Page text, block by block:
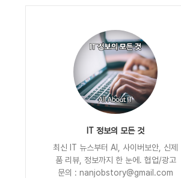
IT 정보의 모든 것
최신 IT 뉴스부터 AI, 사이버보안, 신제
품 리뷰, 정보까지 한 눈에. 협업/광고
문의 : nanjobstory@gmail.com